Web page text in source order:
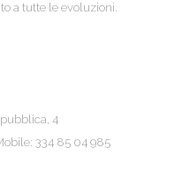
a tutte le evoluzioni.
4
334 85 04 985